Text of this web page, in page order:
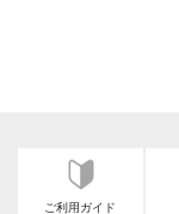
ご利用ガイド